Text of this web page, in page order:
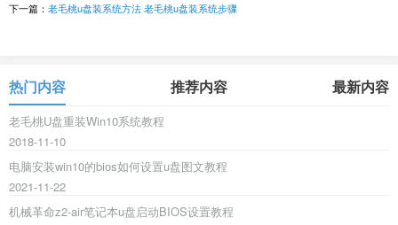
下一篇： 老毛桃u盘装系统方法 老毛桃u盘装系统步骤
热门内容 推荐内容 最新内容
老毛桃U盘重装Win10系统教程
2018-11-10
电脑安装win10的bios如何设置u盘图文教程
2021-11-22
机械革命z2-air笔记本u盘启动BIOS设置教程